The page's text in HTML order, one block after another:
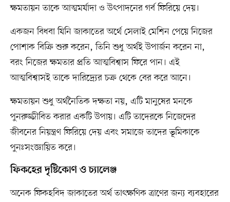
ক্ষমতায়ন তাকে আত্মমর্যাদা ও উৎপাদনের গর্ব ফিরিয়ে দেয়।
একজন বিধবা যিনি জাকাতের অর্থে সেলাই মেশিন পেয়ে নিজের
পোশাক বিক্রি শুরু করেন, তিনি শুধু অর্থই উপার্জন করেন না,
বরং নিজের ক্ষমতার প্রতি আত্মবিশ্বাস ফিরে পান। এই
আত্মবিশ্বাসই তাকে দারিদ্র্যের চক্র থেকে বের করে আনে।
ক্ষমতায়ন শুধু অর্থনৈতিক দক্ষতা নয়, এটি মানুষের মনকে
পুনরুজ্জীবিত করার একটি উপায়। এটি তাদেরকে নিজেদের
জীবনের নিয়ন্ত্রণ ফিরিয়ে দেয় এবং সমাজে তাদের ভূমিকাকে
পুনঃসংজ্ঞায়িত করে।
ফিকহের দৃষ্টিকোণ ও চ্যালেঞ্জ
অনেক ফিকহবিদ জাকাতের অর্থ তাৎক্ষণিক ত্রাণের জন্য ব্যবহারের